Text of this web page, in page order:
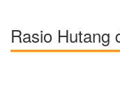
Rasio Hutang